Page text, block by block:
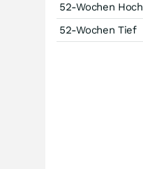
52-Wochen Hoch
52-Wochen Tief